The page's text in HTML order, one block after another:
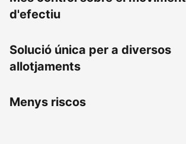
d'efectiu
Solució única per a diversos
allotjaments
Menys riscos